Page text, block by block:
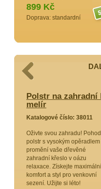
899 Kč
Doprava: standardní
Polstr na
melír
Katalogové číslo: 38011
Oživte svou zahradu!
polstr s vysokým opěradlem
promění vaše dřevěné
zahradní křeslo v oázu
relaxace. Získejte maximální
komfort a styl pro venkovní
sezení. Užijte si léto!